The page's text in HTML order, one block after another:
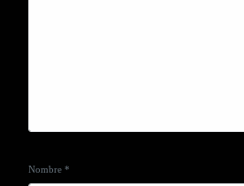
Nombre*